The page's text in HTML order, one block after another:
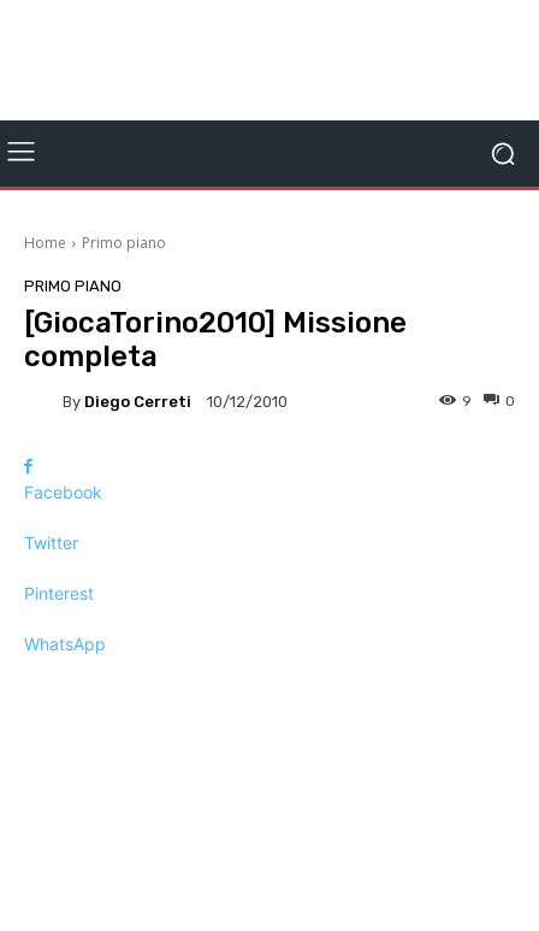
Home Primo piano
PRIMO PIANO
[GiocaTorino2010] Missione
completa
By Diego Cerreti 10/12/2010 0
9
Facebook
Twitter
Pinterest
WhatsApp